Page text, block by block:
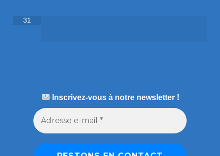
31
Inscrivez-vous à notre newsletter !